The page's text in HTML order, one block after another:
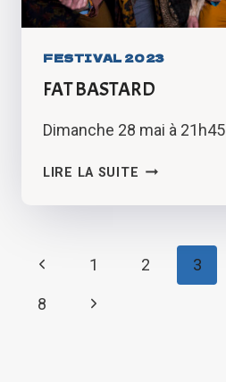
FESTIVAL 2023
FAT BASTARD
Dimanche 28 mai à 21h45
LIRE LA SUITE FAT
NAVIGATION
DE
Page
précédente
1 2 3
8
Page